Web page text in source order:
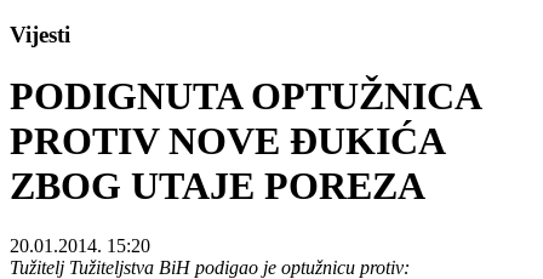
Vijesti
PODIGNUTA OPTUŽNICA
PROTIV NOVE ĐUKIĆA
ZBOG UTAJE POREZA
20.01.2014. 15:20
Tužitelj Tužiteljstva BiH podigao je optužnicu protiv: